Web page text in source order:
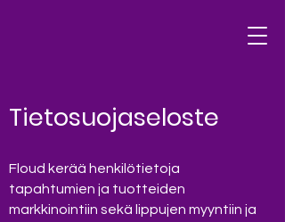
Tietosuojaseloste
Floud kerää henkilötietoja
tapahtumien ja tuotteiden
markkinointiin sekä lippujen myyntiin ja